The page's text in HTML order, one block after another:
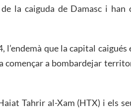
la caiguda de Damasc i
l’endemà que la capital
començar a bombardejar
Tahrir al-Xam (HTX) i els